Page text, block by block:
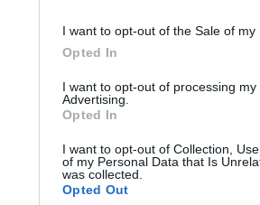
I want to opt-out of the Sale of my
Opted In
I want to opt-out of processing
Advertising.
Opted In
I want to opt-out of Collection,
of my Personal Data that Is
was collected.
Opted Out